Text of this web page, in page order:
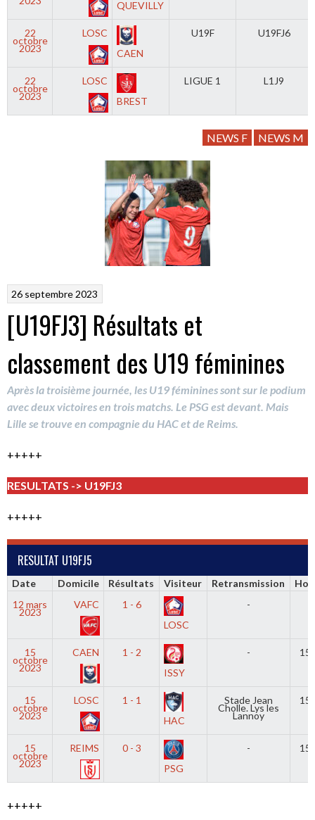
QUEVILLY
22
octobre
2023
LOSC
CAEN
U19F U19FJ6
22
octobre
2023
LOSC
BREST
LIGUE 1 L1J9
NEWS F NEWS M
26 septembre 2023
[U19FJ3] Résultats et
classement des U19 féminines
Après la troisième journée, les U19 féminines sont sur le podium
avec deux victoires en trois matchs. Le PSG est devant. Mais
Lille se trouve en compagnie du HAC et de Reims.
+++++
RESULTATS -> U19FJ3
+++++
RESULTAT U19FJ5
Date Domicile Résultats Visiteur Retransmission
12 mars
2023
VAFC
1 - 6
LOSC
-
15
octobre
2023
CAEN
1 - 2
ISSY
-
15
octobre
2023
LOSC
1 - 1
HAC
Stade Jean
Cholle. Lys les
Lannoy
15
octobre
2023
REIMS
0 - 3
PSG
-
+++++